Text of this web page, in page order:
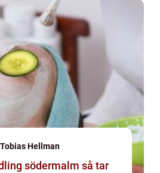
Tobias Hellman
södermalm så tar